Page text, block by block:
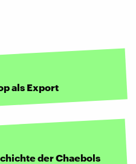
als Export
der Chaebols